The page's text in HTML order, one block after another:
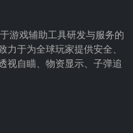
游戏辅助工具研发与服务的
于为全球玩家提供安全、
视自瞄、物资显示、子弹追